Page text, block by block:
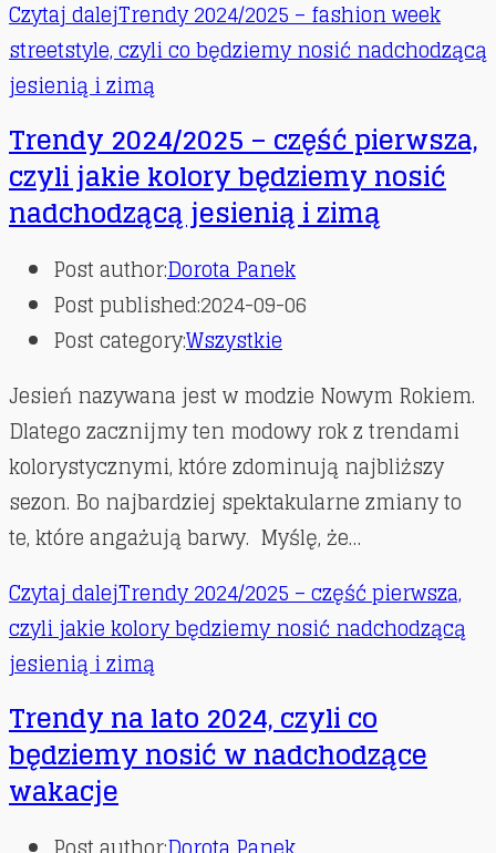
Czytaj dalejTrendy 2024/2025 – fashion week
streetstyle, czyli co będziemy nosić nadchodzącą
jesienią i zimą
Trendy 2024/2025 – część pierwsza,
czyli jakie kolory będziemy nosić
nadchodzącą jesienią i zimą
Post author:Dorota Panek
Post published:2024-09-06
Post category:Wszystkie
Jesień nazywana jest w modzie Nowym Rokiem.
Dlatego zacznijmy ten modowy rok z trendami
kolorystycznymi, które zdominują najbliższy
sezon. Bo najbardziej spektakularne zmiany to
te, które angażują barwy. Myślę, że…
Czytaj dalejTrendy 2024/2025 – część pierwsza,
czyli jakie kolory będziemy nosić nadchodzącą
jesienią i zimą
Trendy na lato 2024, czyli co
będziemy nosić w nadchodzące
wakacje